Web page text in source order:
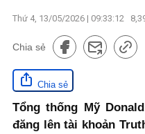
Thứ 4, 13/05/2026 | 09:33:12
Chia sẻ
Chia sẻ
Tổng thống Mỹ
đăng lên tài khoản